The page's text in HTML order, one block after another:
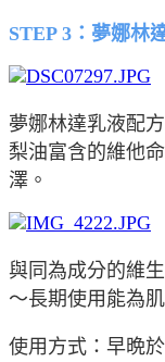
STEP 3：夢娜林
夢娜林達乳液配
梨油富含的維他
澤。
與同為成分的維
～長期使用能為
使用方式：早晩